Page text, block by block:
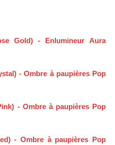
Gold) - EnlumineurAura
-Ombre à paupières Pop
- Ombre à paupières Pop
-Ombre à paupières Pop